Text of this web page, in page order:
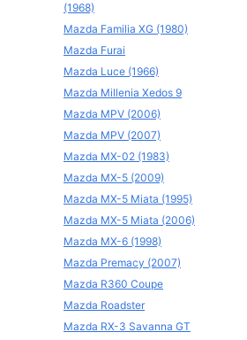
(1968)
Mazda Familia XG (1980)
Mazda Furai
Mazda Luce (1966)
Mazda Millenia Xedos 9
Mazda MPV (2006)
Mazda MPV (2007)
Mazda MX-02 (1983)
Mazda MX-5 (2009)
Mazda MX-5 Miata (1995)
Mazda MX-5 Miata (2006)
Mazda MX-6 (1998)
Mazda Premacy (2007)
Mazda R360 Coupe
Mazda Roadster
Mazda RX-3 Savanna GT